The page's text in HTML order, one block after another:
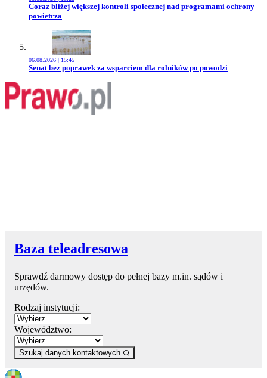
Przejdź do artykułu:
Coraz bliżej większej kontroli społecznej nad programami ochrony
powietrza
06.08.2026 | 15:45
Przejdź do artykułu:
Senat bez poprawek za wsparciem dla rolników po powodzi
Baza teleadresowa
Sprawdź darmowy dostęp do pełnej bazy m.in. sądów i
urzędów.
Rodzaj instytucji:
Województwo:
Szukaj danych kontaktowych